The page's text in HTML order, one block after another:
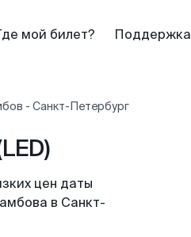
мой билет? Поддержка
- Санкт-Петербург
цен даты
в Санкт-